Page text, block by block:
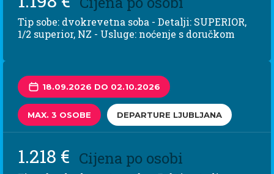
Tip sobe: dvokrevetna soba - Detalji: SUPERIOR,
1/2 superior, NZ - Usluge: noćenje s doručkom
18.09.2026 DO 02.10.2026
MAX. 3 OSOBE DEPARTURE LJUBLJANA
1.218 € Cijena po osobi